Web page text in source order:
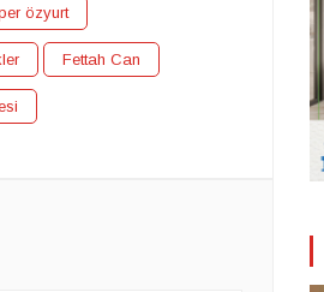
özyurt
Fettah Can